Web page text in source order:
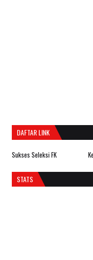
DAFTAR LINK
Sukses Seleksi FK
STATS